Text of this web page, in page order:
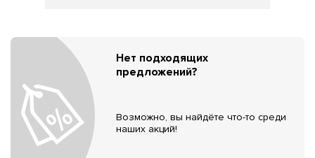
Нет подходящих
предложений?
Возможно, вы найдёте что-то среди
наших акций!